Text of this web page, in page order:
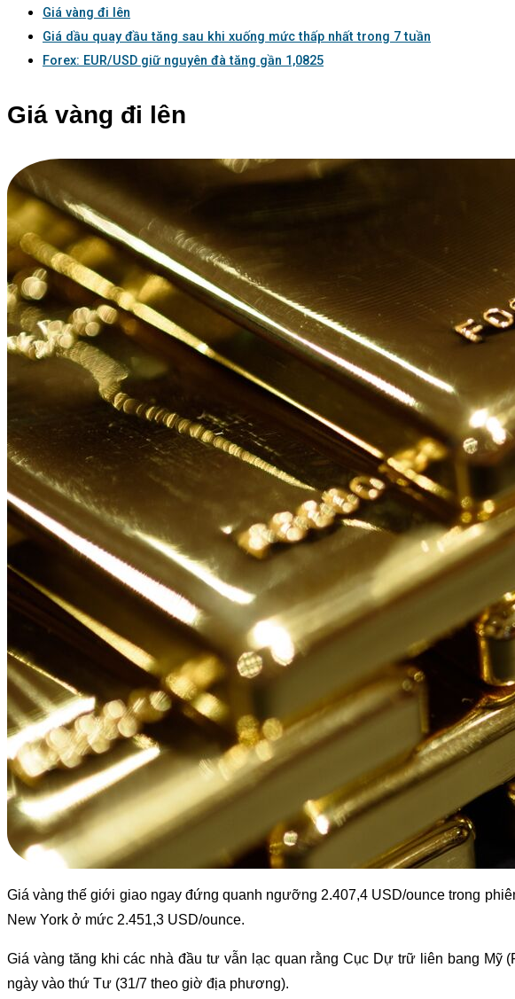
Giá vàng đi lên
Giá dầu quay đầu tăng sau khi xuống mức thấp nhất trong 7 tuần
Forex: EUR/USD giữ nguyên đà tăng gần 1,0825
Giá vàng đi lên
Giá vàng thế giới giao ngay đứng quanh ngưỡng 2.407,4 USD/ounce trong
New York ở mức 2.451,3 USD/ounce.
Giá vàng tăng khi các nhà đầu tư vẫn lạc quan rằng Cục Dự trữ liên bang Mỹ
ngày vào thứ Tư (31/7 theo giờ địa phương).